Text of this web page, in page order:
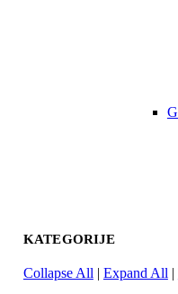
KATEGORIJE
Collapse All | Expand All |